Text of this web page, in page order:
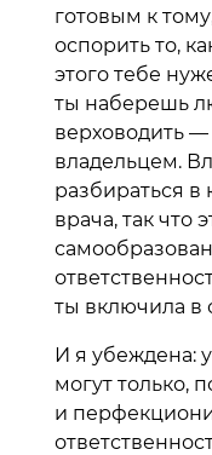
готовым к
оспорить то,
этого тебе
ты наберешь
верховодить
владельцем.
разбираться
врача, так что
ты включила в
И я убеждена:
могут только,
и